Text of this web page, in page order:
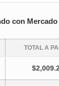
con Mercado
TOTAL A